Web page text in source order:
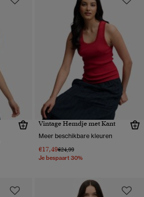
Vintage Hemdje met Kant
Meer beschikbare kleuren
€17,49Prijs verlaagd van
€24,99naar
Je bespaart 30%